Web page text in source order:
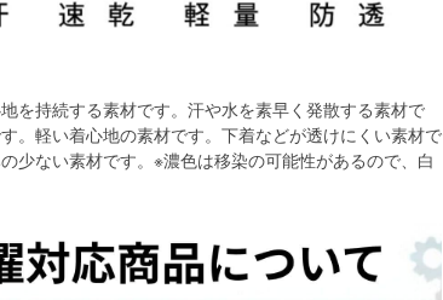
を持続する素材です。汗や水を素早く発散する素材で
。軽い着心地の素材です。下着などが透けにくい素材で
少ない素材です。※濃色は移染の可能性があるので、白